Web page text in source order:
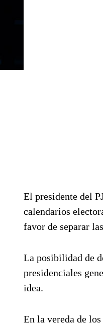
El presidente del
calendarios
favor de separar
La posibilidad de
presidenciales
idea.
En la vereda de